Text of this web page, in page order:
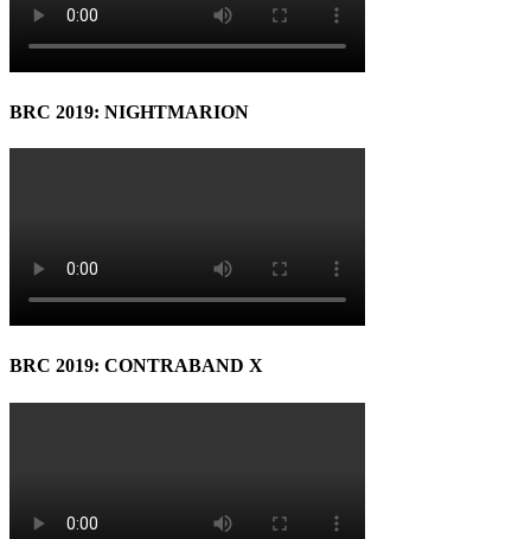
BRC 2019: NIGHTMARION
BRC 2019: CONTRABAND X